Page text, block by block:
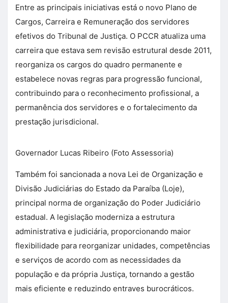
Entre as principais iniciativas está o novo Plano de
Cargos, Carreira e Remuneração dos servidores
efetivos do Tribunal de Justiça. O PCCR atualiza uma
carreira que estava sem revisão estrutural desde 2011,
reorganiza os cargos do quadro permanente e
estabelece novas regras para progressão funcional,
contribuindo para o reconhecimento profissional, a
permanência dos servidores e o fortalecimento da
prestação jurisdicional.
Governador Lucas Ribeiro (Foto Assessoria)
Também foi sancionada a nova Lei de Organização e
Divisão Judiciárias do Estado da Paraíba (Loje),
principal norma de organização do Poder Judiciário
estadual. A legislação moderniza a estrutura
administrativa e judiciária, proporcionando maior
flexibilidade para reorganizar unidades, competências
e serviços de acordo com as necessidades da
população e da própria Justiça, tornando a gestão
mais eficiente e reduzindo entraves burocráticos.